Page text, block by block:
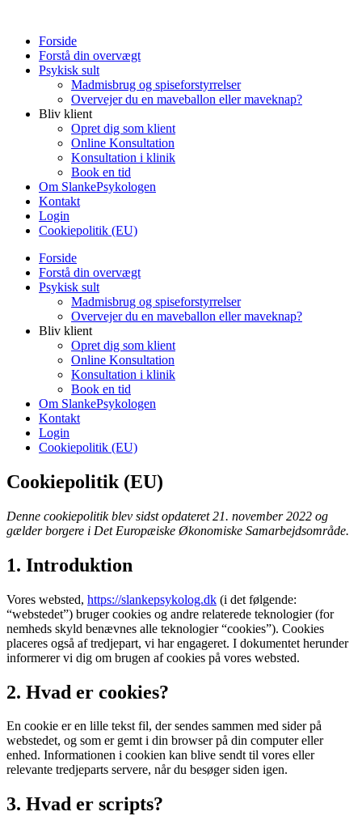
Forside
Forstå din overvægt
Psykisk sult
Madmisbrug og spiseforstyrrelser
Overvejer du en maveballon eller maveknap?
Bliv klient
Opret dig som klient
Online Konsultation
Konsultation i klinik
Book en tid
Om SlankePsykologen
Kontakt
Login
Cookiepolitik (EU)
Forside
Forstå din overvægt
Psykisk sult
Madmisbrug og spiseforstyrrelser
Overvejer du en maveballon eller maveknap?
Bliv klient
Opret dig som klient
Online Konsultation
Konsultation i klinik
Book en tid
Om SlankePsykologen
Kontakt
Login
Cookiepolitik (EU)
Cookiepolitik (EU)
Denne cookiepolitik blev sidst opdateret 21. november 2022 og
gælder borgere i Det Europæiske Økonomiske Samarbejdsområde.
1. Introduktion
Vores websted, https://slankepsykolog.dk (i det følgende:
“webstedet”) bruger cookies og andre relaterede teknologier (for
nemheds skyld benævnes alle teknologier “cookies”). Cookies
placeres også af tredjepart, vi har engageret. I dokumentet herunder
informerer vi dig om brugen af ​​cookies på vores websted.
2. Hvad er cookies?
En cookie er en lille tekst fil, der sendes sammen med sider på
webstedet, og som er gemt i din browser på din computer eller
enhed. Informationen i cookien kan blive sendt til vores eller
relevante tredjeparts servere, når du besøger siden igen.
3. Hvad er scripts?